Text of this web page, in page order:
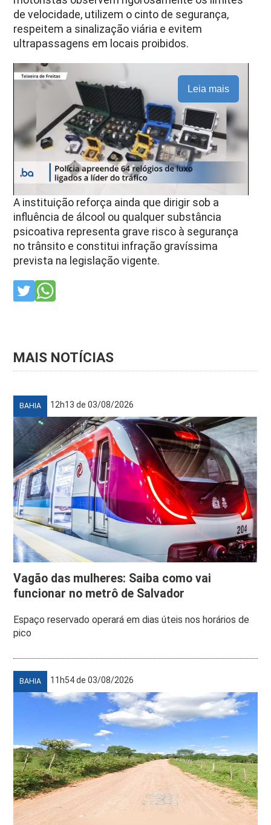
de velocidade, utilizem o cinto de segurança,
respeitem a sinalização viária e evitem
ultrapassagens em locais proibidos.
Leia mais
A instituição reforça ainda que dirigir sob a
influência de álcool ou qualquer substância
psicoativa representa grave risco à segurança
no trânsito e constitui infração gravíssima
prevista na legislação vigente.
MAIS NOTÍCIAS
BAHIA 12h13 de 03/08/2026
Vagão das mulheres: Saiba como vai
funcionar no metrô de Salvador
Espaço reservado operará em dias úteis nos horários de
pico
BAHIA 11h54 de 03/08/2026